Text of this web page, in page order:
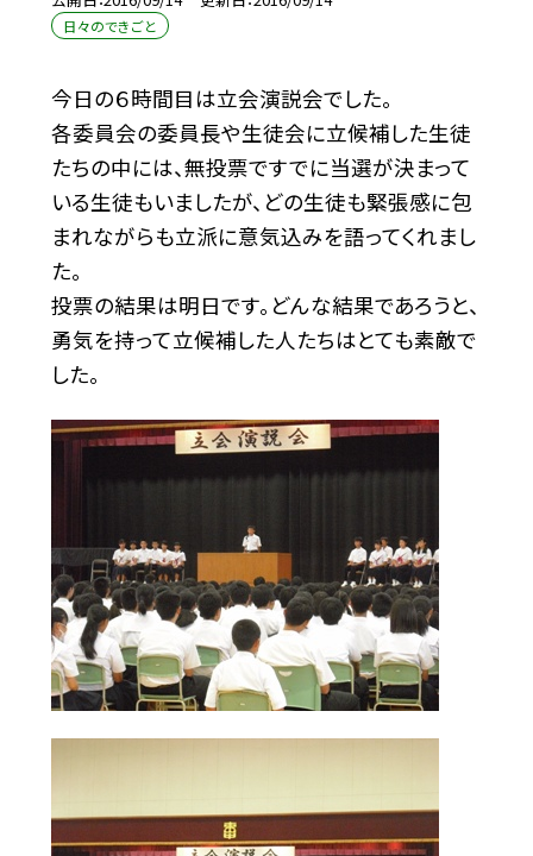
日々のできごと
今日の６時間目は立会演説会でした。
各委員会の委員長や生徒会に立候補した生徒
たちの中には、無投票ですでに当選が決まって
いる生徒もいましたが、どの生徒も緊張感に包
まれながらも立派に意気込みを語ってくれまし
た。
投票の結果は明日です。どんな結果であろうと、
勇気を持って立候補した人たちはとても素敵で
した。